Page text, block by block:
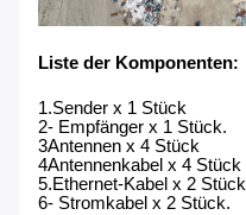
Liste der Komponenten:
1.Sender x 1 Stück
2- Empfänger x 1 Stück.
3Antennen x 4 Stück
4Antennenkabel x 4 Stück
5.Ethernet-Kabel x 2 Stück
6- Stromkabel x 2 Stück.